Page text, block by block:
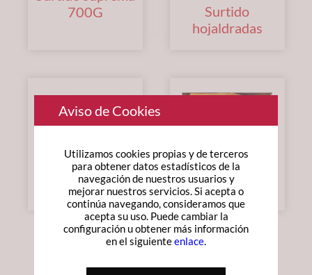
700G
Surtido
hojaldradas
Surtido de
turrones
Surtido sin
azúcar
Aviso de Cookies
Utilizamos cookies propias y de terceros
para obtener datos estadísticos de la
navegación de nuestros usuarios y
mejorar nuestros servicios. Si acepta o
continúa navegando, consideramos que
acepta su uso. Puede cambiar la
configuración u obtener más información
en el siguienteenlace